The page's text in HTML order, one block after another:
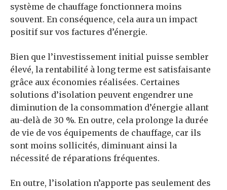
système de chauffage fonctionnera moins
souvent. En conséquence, cela aura un impact
positif sur vos factures d’énergie.
Bien que l’investissement initial puisse sembler
élevé, la rentabilité à long terme est satisfaisante
grâce aux économies réalisées. Certaines
solutions d’isolation peuvent engendrer une
diminution de la consommation d’énergie allant
au-delà de 30 %. En outre, cela prolonge la durée
de vie de vos équipements de chauffage, car ils
sont moins sollicités, diminuant ainsi la
nécessité de réparations fréquentes.
En outre, l’isolation n’apporte pas seulement des